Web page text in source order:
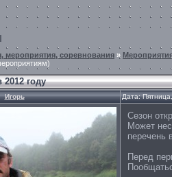
мероприятия, соревнования »
году
Игорь Дата:
Сезон
Может
перечень
Перед